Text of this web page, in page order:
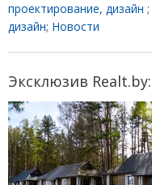
проектирование, дизайн ;
дизайн; Новости
Эксклюзив Realt.by: